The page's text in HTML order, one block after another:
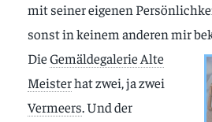
mit seiner eigenen
sonst in keinem anderen mir
DieGemäldegalerie Alte
Meisterhat zwei, ja zwei
Vermeers. Und der